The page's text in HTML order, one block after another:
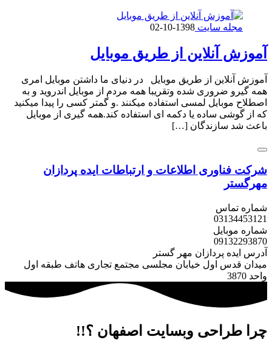
مجله سایت 1398-10-02
آموزش آنلاین از طریق موبایل
آموزش آنلاین از طریق موبایل در دنیای ما داشتن موبایل امری
همه گیرو ضروری شده وتقریبا همه مردم از موبایل اندروید و به
اصطلاح موبایل لمسی استفاده میکنند .و گمتر کسی را پیدا میکنید
که از گوشی ساده یا دکمه ای استفاده کند.همه گیری از موبایل
باعث شد سازندگان […]
شرکت فناوری اطلاعات و ارتباطات ایده پردازان
مهرگستر
شماره تماس
03134453121
شماره موبایل
09132293870
آدرس ایده پردازان مهر گستر
میدان قدس اول خیابان مجلسی مجتمع تجاری هاتف طبقه اول
واحد 3870
چرا طراحی وبسایت اصفهان ؟!!